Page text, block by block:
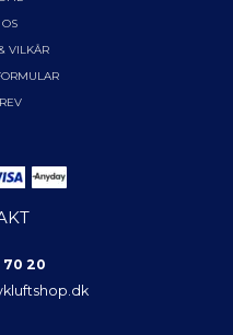
VILKÅR
70 20